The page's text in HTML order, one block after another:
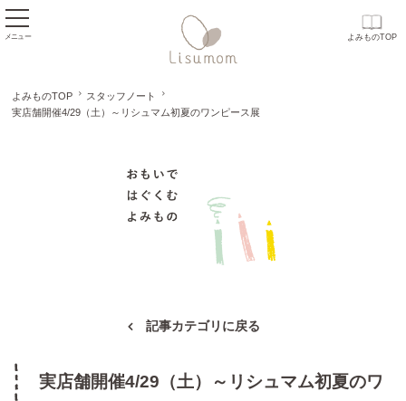
メニュー よみものTOP
よみものTOP
スタッフノート
実店舗開催4/29（土）～リシュマム初夏のワンピース展
記事カテゴリに戻る
実店舗開催4/29（土）～リシュマム初夏のワ